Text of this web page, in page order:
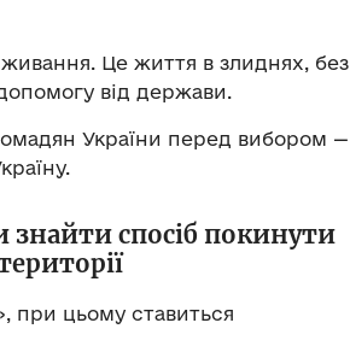
Це життя в злиднях, без
від держави.
України перед вибором —
знайти спосіб покинути
при цьому ставиться